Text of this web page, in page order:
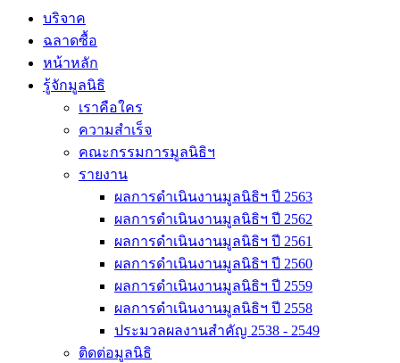
บริจาค
ฉลาดซื้อ
หน้าหลัก
รู้จักมูลนิธิ
เราคือใคร
ความสำเร็จ
คณะกรรมการมูลนิธิฯ
รายงาน
ผลการดำเนินงานมูลนิธิฯ ปี 2563
ผลการดำเนินงานมูลนิธิฯ ปี 2562
ผลการดำเนินงานมูลนิธิฯ ปี 2561
ผลการดำเนินงานมูลนิธิฯ ปี 2560
ผลการดำเนินงานมูลนิธิฯ ปี 2559
ผลการดำเนินงานมูลนิธิฯ ปี 2558
ประมวลผลงานสำคัญ 2538 - 2549
ติดต่อมูลนิธิ